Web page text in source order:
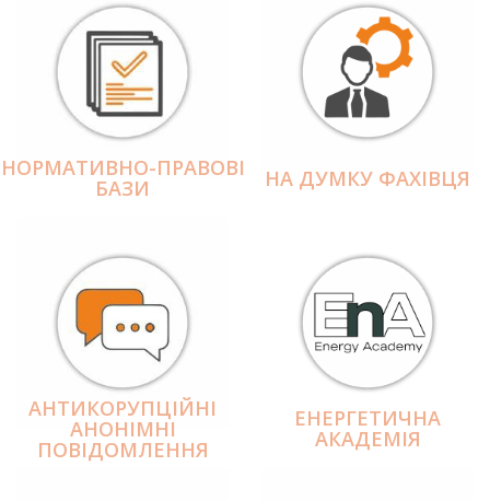
НОРМАТИВНО-ПРАВОВІ
БАЗИ НА ДУМКУ ФАХІВЦЯ
АНТИКОРУПЦІЙНІ
АНОНІМНІ
ПОВІДОМЛЕННЯ
ЕНЕРГЕТИЧНА
АКАДЕМІЯ